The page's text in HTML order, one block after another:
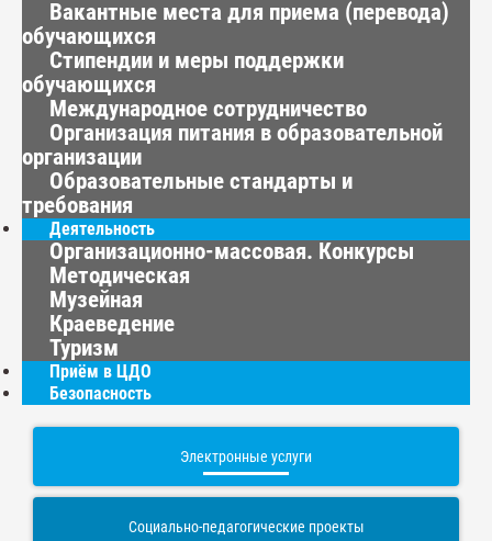
Вакантные места для приема (перевода)
обучающихся
Стипендии и меры поддержки
обучающихся
Международное сотрудничество
Организация питания в образовательной
организации
Образовательные стандарты и
требования
Деятельность
Организационно-массовая. Конкурсы
Методическая
Музейная
Краеведение
Туризм
Приём в ЦДО
Безопасность
Электронные услуги
Социально-педагогические проекты